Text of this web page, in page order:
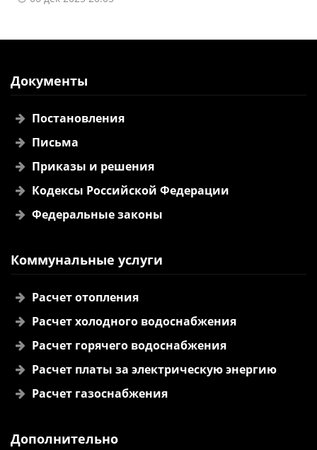
Документы
Постановления
Письма
Приказы и решения
Кодексы Российской Федерации
Федеральные законы
Коммунальные услуги
Расчет отопления
Расчет холодного водоснабжения
Расчет горячего водоснабжения
Расчет платы за электрическую энергию
Расчет газоснабжения
Дополнительно